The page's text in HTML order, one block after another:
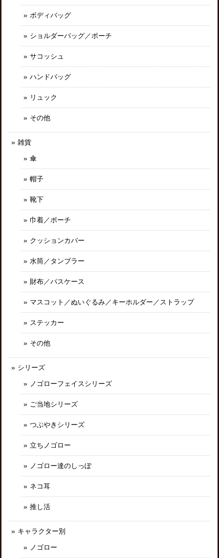
ボディバッグ
ショルダーバッグ／ポーチ
サコッシュ
ハンドバッグ
リュック
その他
雑貨
傘
帽子
靴下
巾着／ポーチ
クッションカバー
水筒／タンブラー
財布／パスケース
マスコット／ぬいぐるみ／キーホルダー／ストラップ
ステッカー
その他
シリーズ
ノゴローフェイスシリーズ
ご当地シリーズ
つぶやきシリーズ
立ちノゴロー
ノゴロー達のしっぽ
ネコ耳
推し活
キャラクター別
ノゴロー